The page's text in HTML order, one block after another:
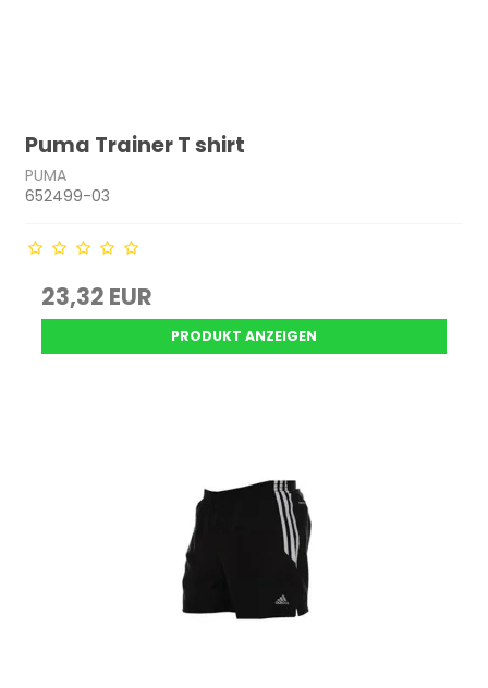
Puma Trainer T shirt
PUMA
652499-03
23,32 EUR
PRODUKT ANZEIGEN